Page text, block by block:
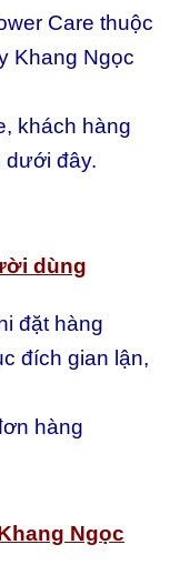
Care thuộc
Khang Ngọc
khách hàng
dưới đây.
dùng
đặt hàng
đích gian lận,
hàng
Ngọc